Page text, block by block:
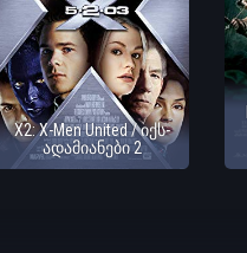
X2: X-Men United / იქს-
ადამიანები 2